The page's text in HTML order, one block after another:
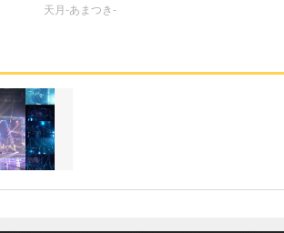
天月-あまつき-